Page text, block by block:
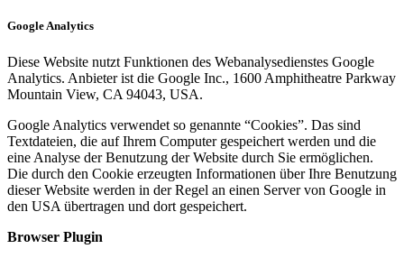
Google Analytics
Diese Website nutzt Funktionen des Webanalysedienstes Google
Analytics. Anbieter ist die Google Inc., 1600 Amphitheatre Parkway
Mountain View, CA 94043, USA.
Google Analytics verwendet so genannte “Cookies”. Das sind
Textdateien, die auf Ihrem Computer gespeichert werden und die
eine Analyse der Benutzung der Website durch Sie ermöglichen.
Die durch den Cookie erzeugten Informationen über Ihre Benutzung
dieser Website werden in der Regel an einen Server von Google in
den USA übertragen und dort gespeichert.
Browser Plugin